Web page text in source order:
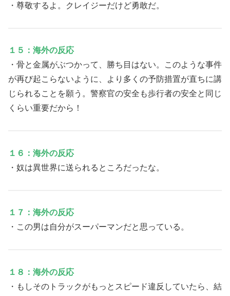
・尊敬するよ。クレイジーだけど勇敢だ。
１５：海外の反応
・骨と金属がぶつかって、勝ち目はない。このような事件
が再び起こらないように、より多くの予防措置が直ちに講
じられることを願う。警察官の安全も歩行者の安全と同じ
くらい重要だから！
１６：海外の反応
・奴は異世界に送られるところだったな。
１７：海外の反応
・この男は自分がスーパーマンだと思っている。
１８：海外の反応
・もしそのトラックがもっとスピード違反していたら、結